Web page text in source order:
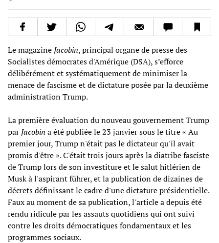
Le magazine Jacobin, principal organe de presse des
Socialistes démocrates d'Amérique (DSA), s’efforce
délibérément et systématiquement de minimiser la
menace de fascisme et de dictature posée par la deuxième
administration Trump.
La première évaluation du nouveau gouvernement Trump
par Jacobin a été publiée le 23 janvier sous le titre « Au
premier jour, Trump n'était pas le dictateur qu'il avait
promis d'être ». C'était trois jours après la diatribe fasciste
de Trump lors de son investiture et le salut hitlérien de
Musk à l'aspirant führer, et la publication de dizaines de
décrets définissant le cadre d'une dictature présidentielle.
Faux au moment de sa publication, l'article a depuis été
rendu ridicule par les assauts quotidiens qui ont suivi
contre les droits démocratiques fondamentaux et les
programmes sociaux.